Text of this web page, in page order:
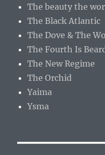
The beauty the
The Black Atlantic
The Dove & The
The Fourth Is
The New Regime
The Orchid
Yaima
Ysma